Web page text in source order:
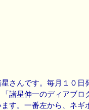
さんです。毎月１０日
諸星伸一のディアブロ
す。一番左から、ネギ